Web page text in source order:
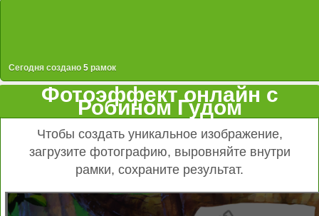
Сегодня создано 5 рамок
Фотоэффект онлайн с
Робином Гудом
Чтобы создать уникальное изображение,
загрузите фотографию, выровняйте внутри
рамки, сохраните результат.